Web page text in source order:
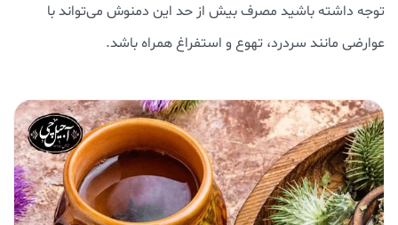
توجه داشته باشید مصرف بیش از حد این دمنوش می‌تواند با
عوارضی مانند سردرد، تهوع و استفراغ همراه باشد.